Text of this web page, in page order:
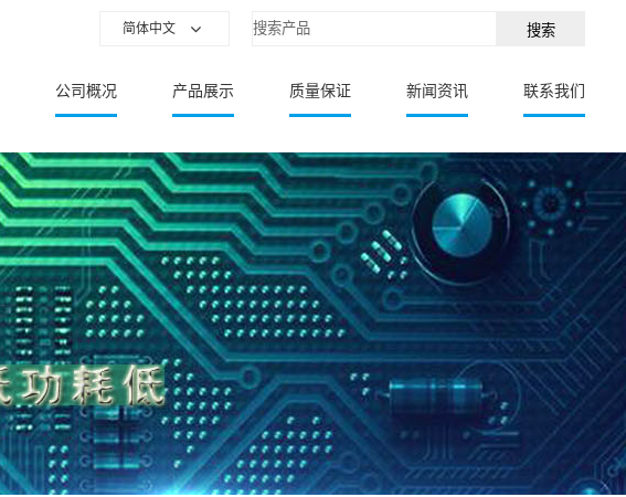
简体中文
公司概况 产品展示 质量保证 新闻资讯 联系我们